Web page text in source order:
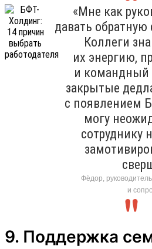
«Мне как
давать обратную
Коллеги
их энергию,
и командный
закрытые
с появлением
могу
сотруднику
Фёдор,
и
9. Поддержка